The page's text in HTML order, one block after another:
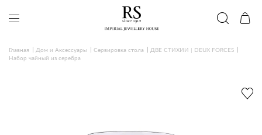
Главная Дом и Аксессуары Сервировка стола
ДВЕ СТИХИИ | DEUX FORCES
Набор чайный из серебра